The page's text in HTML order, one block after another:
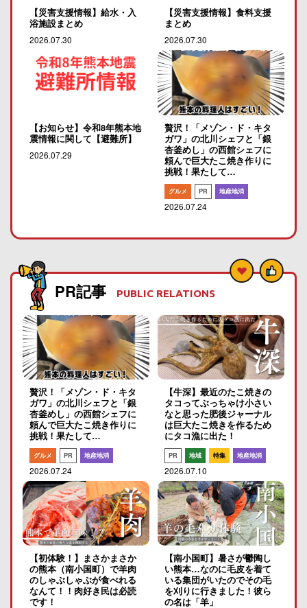
【災害支援情報】給水・入
浴施設まとめ
2026.07.30
【災害支援情報】食料支援
まとめ
2026.07.30
【お知らせ】令和8年熊本地
震情報に関して【避難所】
2026.07.29
贅沢！「メゾン・ド・キタ
ガワ」の北川シェフと「銀
杏釜めし」の西館シェフに
頼んで巨大たこ焼き作りに
挑戦！果たして…
グルメ PR 地産地消
2026.07.24
PR記事 PUBLIC RELATIONS
贅沢！「メゾン・ド・キタ
ガワ」の北川シェフと「銀
杏釜めし」の西館シェフに
頼んで巨大たこ焼き作りに
挑戦！果たして…
グルメ PR 地産地消
2026.07.24
【牛深】最近のたこ焼きの
タコってぶっちゃけ小さい
なと思った肥後ジャーナル
は巨大たこ焼きを作るため
にタコ漁に出た！
PR 地域 特集 地産地消
2026.07.10
【初体験！】まさかまさか
の熊本（南小国町）で羊肉
のしゃぶしゃぶが食べれる
なんて！！肉好き民は必読
です！
【南小国町】暑さが鬱陶し
い熊本…なのに毛皮を着て
いる集団がいたのでその毛
を刈りに行きました！彼ら
の名は「羊」